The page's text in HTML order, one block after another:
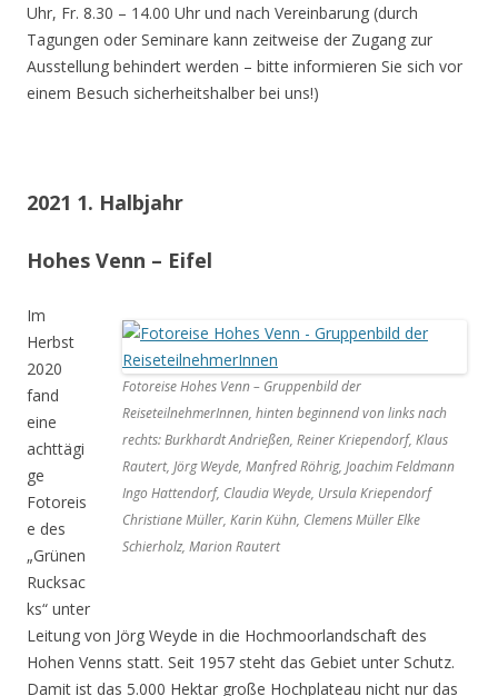
Uhr, Fr. 8.30 – 14.00 Uhr und nach Vereinbarung (durch
Tagungen oder Seminare kann zeitweise der Zugang zur
Ausstellung behindert werden – bitte informieren Sie sich vor
einem Besuch sicherheitshalber bei uns!)
2021 1. Halbjahr
Hohes Venn – Eifel
Fotoreise Hohes Venn – Gruppenbild der
ReiseteilnehmerInnen, hinten beginnend von links nach
rechts: Burkhardt Andrießen, Reiner Kriependorf, Klaus
Rautert, Jörg Weyde, Manfred Röhrig, Joachim Feldmann
Ingo Hattendorf, Claudia Weyde, Ursula Kriependorf
Christiane Müller, Karin Kühn, Clemens Müller Elke
Schierholz, Marion Rautert
Im
Herbst
2020
fand
eine
achttägi
ge
Fotoreis
e des
„Grünen
Rucksac
ks“ unter
Leitung von Jörg Weyde in die Hochmoorlandschaft des
Hohen Venns statt. Seit 1957 steht das Gebiet unter Schutz.
Damit ist das 5.000 Hektar große Hochplateau nicht nur das